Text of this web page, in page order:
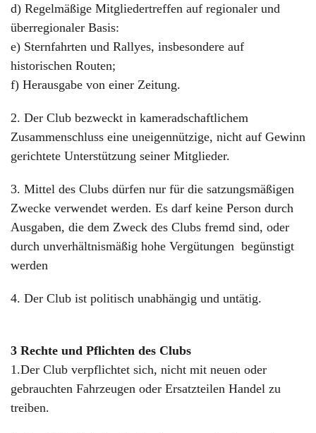
d) Regelmäßige Mitgliedertreffen auf regionaler und
überregionaler Basis:
e) Sternfahrten und Rallyes, insbesondere auf
historischen Routen;
f) Herausgabe von einer Zeitung.
2. Der Club bezweckt in kameradschaftlichem
Zusammenschluss eine uneigennützige, nicht auf Gewinn
gerichtete Unterstützung seiner Mitglieder.
3. Mittel des Clubs dürfen nur für die satzungsmäßigen
Zwecke verwendet werden. Es darf keine Person durch
Ausgaben, die dem Zweck des Clubs fremd sind, oder
durch unverhältnismäßig hohe Vergütungen begünstigt
werden
4. Der Club ist politisch unabhängig und untätig.
3 Rechte und Pflichten des Clubs
1.Der Club verpflichtet sich, nicht mit neuen oder
gebrauchten Fahrzeugen oder Ersatzteilen Handel zu
treiben.